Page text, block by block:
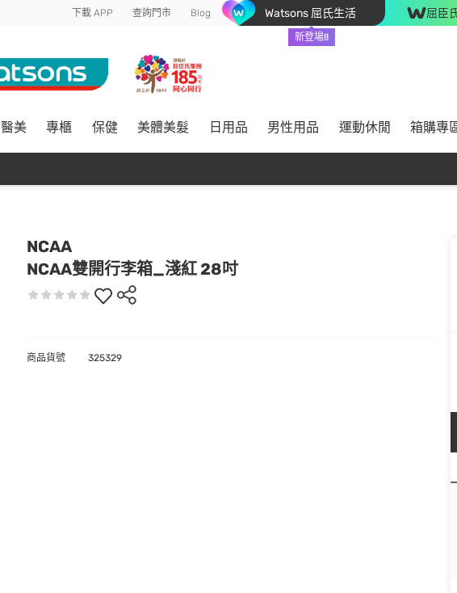
下載 APP 查詢門市 Blog Watsons 屈氏生活
新登場!!
屈臣
醫美 專櫃 保健 美體美髮 日用品 男性用品 運動休閒 箱購專
NCAA
NCAA雙開行李箱_淺紅 28吋
商品貨號 325329